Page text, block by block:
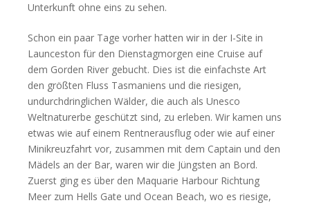
Unterkunft ohne eins zu sehen.
Schon ein paar Tage vorher hatten wir in der I-Site in
Launceston für den Dienstagmorgen eine Cruise auf
dem Gorden River gebucht. Dies ist die einfachste Art
den größten Fluss Tasmaniens und die riesigen,
undurchdringlichen Wälder, die auch als Unesco
Weltnaturerbe geschützt sind, zu erleben. Wir kamen uns
etwas wie auf einem Rentnerausflug oder wie auf einer
Minikreuzfahrt vor, zusammen mit dem Captain und den
Mädels an der Bar, waren wir die Jüngsten an Bord.
Zuerst ging es über den Maquarie Harbour Richtung
Meer zum Hells Gate und Ocean Beach, wo es riesige,